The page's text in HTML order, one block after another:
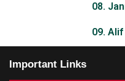
08.
09.
Important Links